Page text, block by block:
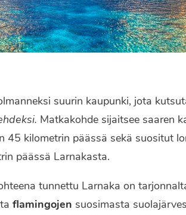
suurin kaupunki, jota
Matkakohde sijaitsee saaren
45 kilometrin päässä sekä suositut
päässä Larnakasta.
tunnettu Larnaka on
flamingojen suosimasta